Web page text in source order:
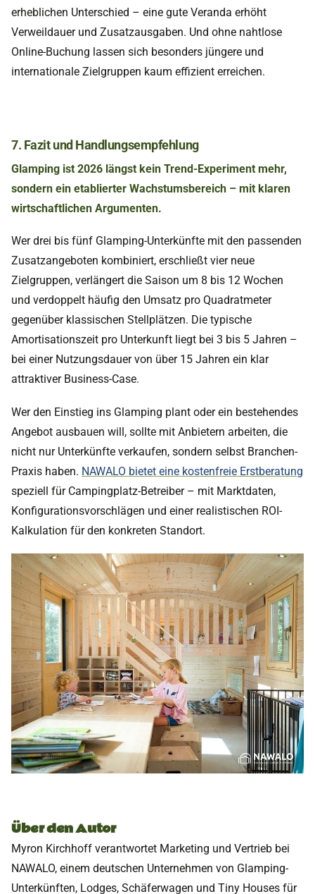
erheblichen Unterschied – eine gute Veranda erhöht
Verweildauer und Zusatzausgaben. Und ohne nahtlose
Online-Buchung lassen sich besonders jüngere und
internationale Zielgruppen kaum effizient erreichen.
7. Fazit und Handlungsempfehlung
Glamping ist 2026 längst kein Trend-Experiment mehr,
sondern ein etablierter Wachstumsbereich – mit klaren
wirtschaftlichen Argumenten.
Wer drei bis fünf Glamping-Unterkünfte mit den passenden
Zusatzangeboten kombiniert, erschließt vier neue
Zielgruppen, verlängert die Saison um 8 bis 12 Wochen
und verdoppelt häufig den Umsatz pro Quadratmeter
gegenüber klassischen Stellplätzen. Die typische
Amortisationszeit pro Unterkunft liegt bei 3 bis 5 Jahren –
bei einer Nutzungsdauer von über 15 Jahren ein klar
attraktiver Business-Case.
Wer den Einstieg ins Glamping plant oder ein bestehendes
Angebot ausbauen will, sollte mit Anbietern arbeiten, die
nicht nur Unterkünfte verkaufen, sondern selbst Branchen-
Praxis haben. NAWALO bietet eine kostenfreie Erstberatung
speziell für Campingplatz-Betreiber – mit Marktdaten,
Konfigurationsvorschlägen und einer realistischen ROI-
Kalkulation für den konkreten Standort.
Über den Autor
Myron Kirchhoff verantwortet Marketing und Vertrieb bei
NAWALO, einem deutschen Unternehmen von Glamping-
Unterkünften, Lodges, Schäferwagen und Tiny Houses für